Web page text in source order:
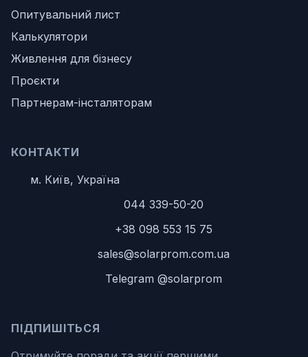
Опитувальний лист
Калькулятори
Живлення для бізнесу
Проєкти
Партнерам-інсталяторам
КОНТАКТИ
м. Київ, Україна
044 339-50-20
+38 098 553 15 75
sales@solarprom.com.ua
Telegram @solarprom
ПІДПИШІТЬСЯ